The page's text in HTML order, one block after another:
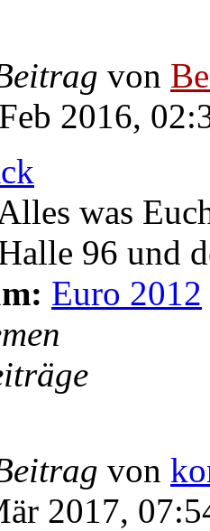
von
2016,
was
96 und
Euro 2012
von
2017,